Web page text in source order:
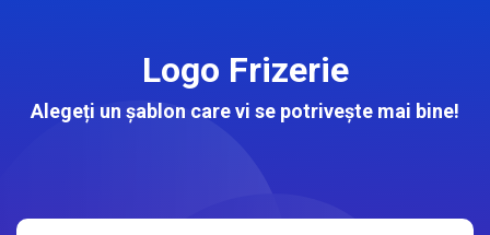
Logo Frizerie
Alegeți un șablon care vi se potrivește mai bine!